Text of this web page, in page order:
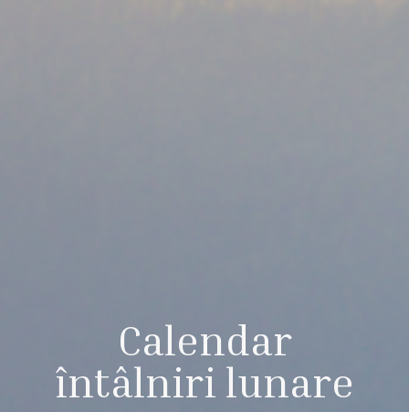
Calendar
întâlniri lunare